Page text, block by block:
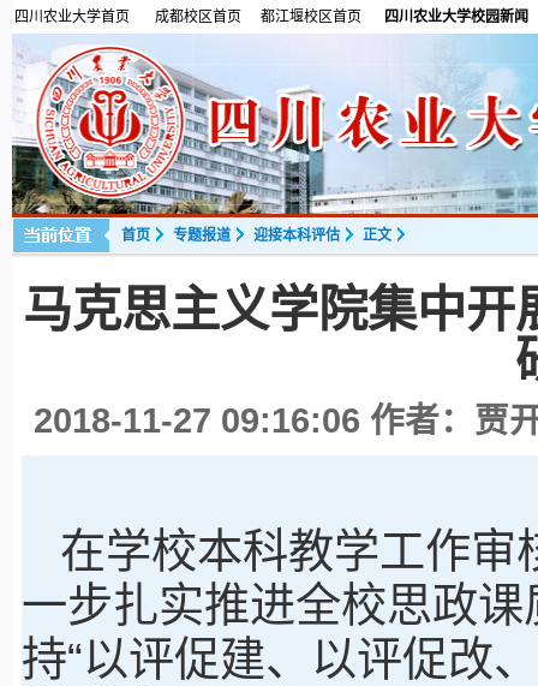
四川农业大学首页 成都校区首页 都江堰校区首页 四川农业大学校园新闻
首页 专题报道 迎接本科评估 正文
马克思主义学院集中
2018-11-27 09:16:06 作者：贾
在学校本科教学工作审
一步扎实推进全校思政
持“以评促建、以评促改